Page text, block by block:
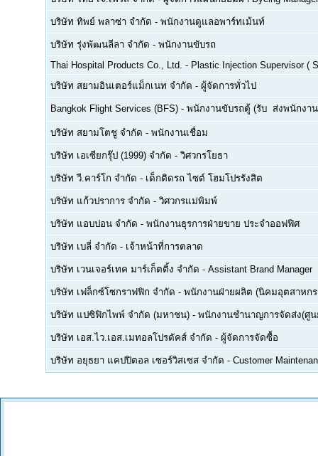
บริษัท ทิพย์ พลาซ่า จำกัด - พนักงานดูแลอพาร์ทเม้นท์
บริษัท รุ่งพัฒนลีลา จำกัด - พนักงานขับรถ
Thai Hospital Products Co., Ltd. - Plastic Injection Supervisor (
บริษัท สยามอินเตอร์แม็กเนท จำกัด - ผู้จัดการทั่วไป
Bangkok Flight Services (BFS) - พนักงานขับรถตู้ (รับ  ส่งพนักงา
บริษัท สยามโตชู จำกัด - พนักงานเชื่อม
บริษัท เอเซียกรุ๊ป (1999) จำกัด - วิศวกรโยธา
บริษัท วี.คาร์โก จำกัด - เด็กติดรถ ไซต์ โฮมโปรรังสิต
บริษัท แก้วปราการ จำกัด - วิศวกรแม่พิมพ์
บริษัท แอบปอน จำกัด - พนักงานธุรการฝ่ายขาย ประจำออฟฟิศ
บริษัท เบลี่ จำกัด - เจ้าหน้าที่การตลาด
บริษัท เวนเจอร์เทค มาร์เก็ตติ้ง จำกัด - Assistant Brand Manager
บริษัท เฟล็กซ์โซกราฟฟิก จำกัด - พนักงานฝ่ายผลิต (นิคมอุตสาหก
บริษัท แปซิฟิกไพพ์ จำกัด (มหาชน) - พนักงานชำนาญการจัดส่ง(ศู
บริษัท เอส.ไว.เอส.เมทอลโปรดัคส์ จำกัด - ผู้จัดการจัดซื้อ
บริษัท อยุธยา แคปปิตอล เซอร์วิสเซส จำกัด - Customer